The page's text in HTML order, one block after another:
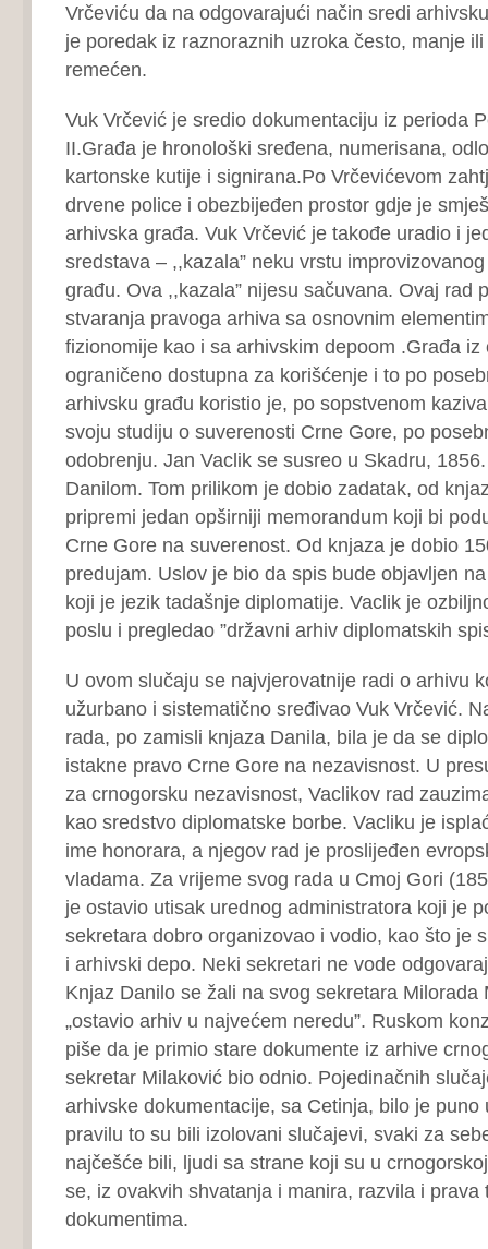
Vrčeviću da na odgovarajući način sredi
je poredak iz raznoraznih uzroka često, manje
remećen.
Vuk Vrčević je sredio dokumentaciju iz perioda
II.Građa je hronološki sređena, numerisana,
kartonske kutije i signirana.Po Vrčevićevom
drvene police i obezbijeđen prostor gdje je
arhivska građa. Vuk Vrčević je takođe uradio i
sredstava – ,,kazala” neku vrstu
građu. Ova ,,kazala” nijesu sačuvana. Ovaj rad
stvaranja pravoga arhiva sa osnovnim
fizionomije kao i sa arhivskim depoom .Građa iz
ograničeno dostupna za korišćenje i to po
arhivsku građu koristio je, po sopstvenom
svoju studiju o suverenosti Crne Gore, po
odobrenju. Jan Vaclik se susreo u Skadru,
Danilom. Tom prilikom je dobio zadatak, od
pripremi jedan opširniji memorandum koji bi
Crne Gore na suverenost. Od knjaza je dobio
predujam. Uslov je bio da spis bude objavljen
koji je jezik tadašnje diplomatije. Vaclik je
poslu i pregledao ”državni arhiv diplomatskih
U ovom slučaju se najvjerovatnije radi o arhivu
užurbano i sistematično sređivao Vuk Vrčević.
rada, po zamisli knjaza Danila, bila je da se
istakne pravo Crne Gore na nezavisnost. U
za crnogorsku nezavisnost, Vaclikov rad
kao sredstvo diplomatske borbe. Vacliku je
ime honorara, a njegov rad je proslijeđen
vladama. Za vrijeme svog rada u Cmoj Gori
je ostavio utisak urednog administratora koji je
sekretara dobro organizovao i vodio, kao što je
i arhivski depo. Neki sekretari ne vode
Knjaz Danilo se žali na svog sekretara Milorada
„ostavio arhiv u najvećem neredu”. Ruskom
piše da je primio stare dokumente iz arhive
sekretar Milaković bio odnio. Pojedinačnih
arhivske dokumentacije, sa Cetinja, bilo je puno
pravilu to su bili izolovani slučajevi, svaki za
najčešće bili, ljudi sa strane koji su u
se, iz ovakvih shvatanja i manira, razvila i prava
dokumentima.